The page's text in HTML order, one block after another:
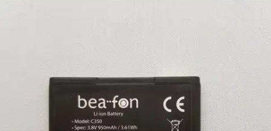
Tuotekuvaus